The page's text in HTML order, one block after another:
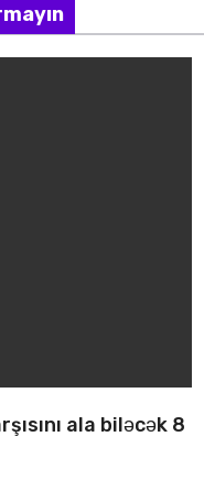
ala biləcək 8